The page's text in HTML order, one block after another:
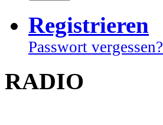
Registrieren
Passwort vergessen?
RADIO